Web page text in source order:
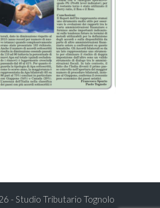
- Studio Tributario Tognolo